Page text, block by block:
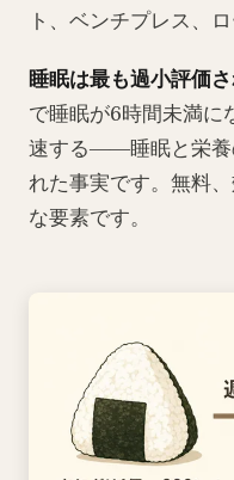
ト、ベンチプレス、
睡眠は最も過小評価
で睡眠が6時間未満に
速する――睡眠と栄養
れた事実です。無料
な要素です。